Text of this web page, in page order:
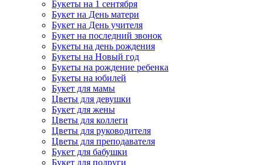
Букеты на 1 сентября
Букет на День матери
Букет на День учителя
Букет на последний звонок
Букеты на день рождения
Букеты на Новый год
Букеты на рождение ребенка
Букеты на юбилей
Букет для мамы
Цветы для девушки
Букет для жены
Цветы для коллеги
Цветы для руководителя
Цветы для преподавателя
Букет для бабушки
Букет для подруги